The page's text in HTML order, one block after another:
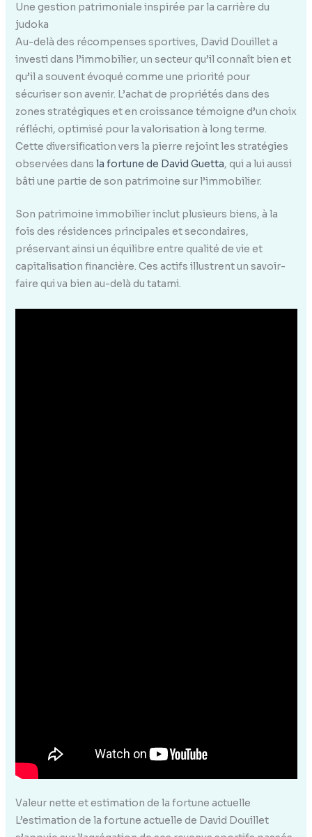
Une gestion patrimoniale inspirée par la carrière du
judoka
Au-delà des récompenses sportives, David Douillet a
investi dans l’immobilier, un secteur qu’il connaît bien et
qu’il a souvent évoqué comme une priorité pour
sécuriser son avenir. L’achat de propriétés dans des
zones stratégiques et en croissance témoigne d’un choix
réfléchi, optimisé pour la valorisation à long terme.
Cette diversification vers la pierre rejoint les stratégies
observées dans la fortune de David Guetta, qui a lui aussi
bâti une partie de son patrimoine sur l’immobilier.
Son patrimoine immobilier inclut plusieurs biens, à la
fois des résidences principales et secondaires,
préservant ainsi un équilibre entre qualité de vie et
capitalisation financière. Ces actifs illustrent un savoir-
faire qui va bien au-delà du tatami.
Valeur nette et estimation de la fortune actuelle
L’estimation de la fortune actuelle de David Douillet